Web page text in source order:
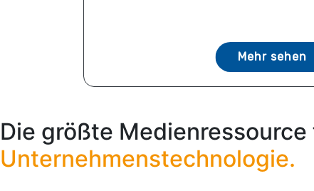
Mehr sehen
Die größte Medienressource
Unternehmenstechnologie.